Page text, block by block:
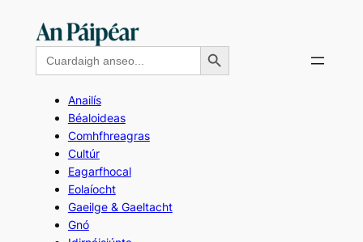
contentSearch
for:
Search Button
Anailís
Béaloideas
Comhfhreagras
Cultúr
Eagarfhocal
Eolaíocht
Gaeilge & Gaeltacht
Gnó